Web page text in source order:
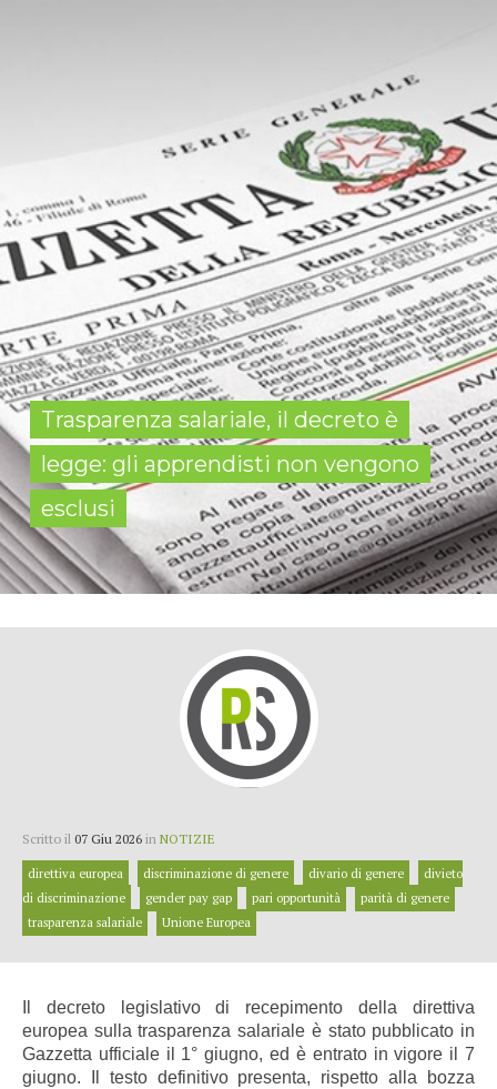
Trasparenza salariale, il decreto è
legge: gli apprendisti non vengono
esclusi
Scritto il 07 Giu 2026 in NOTIZIE
direttiva europea discriminazione di genere divario di genere
divieto
di discriminazione
gender pay gap pari opportunità
parità di genere
trasparenza salariale
Unione Europea
Il decreto legislativo di recepimento della direttiva
europea sulla trasparenza salariale è stato pubblicato in
Gazzetta ufficiale il 1° giugno, ed è entrato in vigore il 7
giugno. Il testo definitivo presenta, rispetto alla bozza